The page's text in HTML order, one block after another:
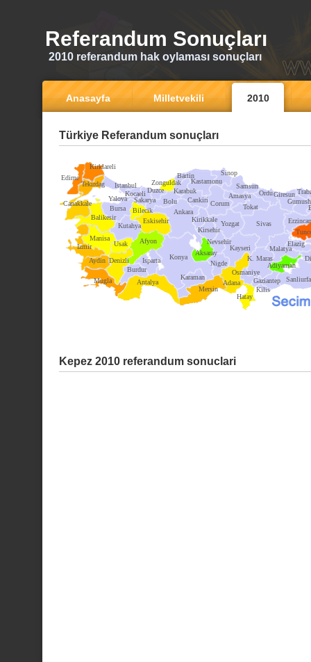
Referandum Sonuçları
2010 referandum hak oylaması sonuçları
Anasayfa Milletvekili 2010
Türkiye Referandum sonuçları
Ankara
Kirklareli
Edirne
Tekirdag
Canakkale
Balikesir
Bursa
Istanbul
Kocaeli
Sakarya
Zonguldak
Bolu
Bilecik
Eskisehir
Kutahya
Manisa
Izmir
Aydin
Mugla
Denizli
Burdur
Usak Afyon
Isparta
Antalya
Konya
Mersin
Kirsehir
Cankiri
Kastamonu
Sinop
Corum
Yozgat
Nevsehir
Nigde
Adana
Hatay
K. Maras
Kayseri
Sivas
Tokat
Amasya
Samsun
OrduGiresun
Erzincan
Malatya
Gaziantep Sanliurfa
Adiyaman
Elazig
Kirikkale
Karaman
Aksaray
Kilis
Duzce Karabuk
Bartin
Osmaniye
Yalova
Kepez 2010 referandum sonuclari